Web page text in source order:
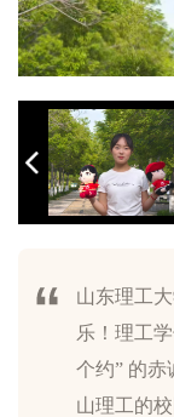
（图为学子祝小中生
（图为学子们与小
（图为学子与小中
（图为学子与小中
（图为学子与小中
（图为学子们一起
（图为学子们共同
（图为小中探索校
（图为学子与小中
（图为学子们与小
山东理工
乐！理工
个约” 的赤
山理工的